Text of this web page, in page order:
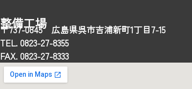
整備工場
〒737-0845 広島県呉市吉浦新町1丁目7-15
TEL. 0823-27-8355
FAX. 0823-27-8333